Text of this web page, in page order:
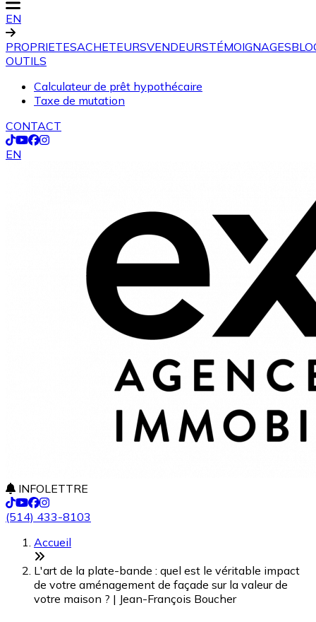
EN
PROPRIETESACHETEURSVENDEURSTÉMOIGNAGES
OUTILS
Calculateur de prêt hypothécaire
Taxe de mutation
CONTACT
EN
INFOLETTRE
(514) 433-8103
Accueil
L'art de la plate-bande : quel est le véritable impact
de votre aménagement de façade sur la valeur de
votre maison ? | Jean-François Boucher